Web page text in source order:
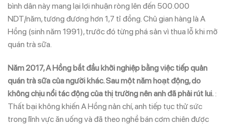
bình dân này mang lại lợi nhuận ròng lên đến 500.000
NDT/năm, tương đương hơn 1,7 tỉ đồng. Chủ gian hàng là A
Hồng (sinh năm 1991), trước đó từng phá sản vì thua lỗ khi mở
quán trà sữa.
Năm 2017, A Hồng bắt đầu khởi nghiệp bằng việc tiếp quản
quán trà sữa của người khác. Sau một năm hoạt động, do
không chịu nổi tác động của thị trường nên anh đã phải rút lui. :
Thất bại không khiến A Hồng nản chí, anh tiếp tục thử sức
trong lĩnh vực ăn uống và đã theo nghề bán cơm chiên được